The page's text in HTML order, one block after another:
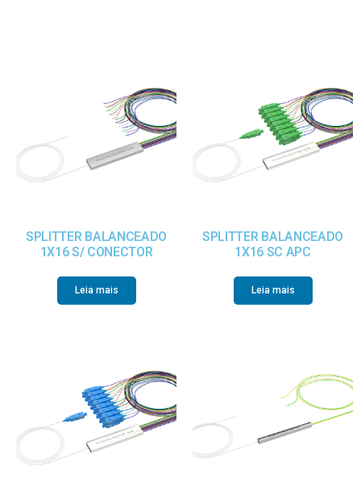
SPLITTER BALANCEADO
1X16 S/ CONECTOR
Leia mais
SPLITTER BALANCEADO
1X16 SC APC
Leia mais